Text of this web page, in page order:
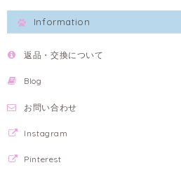
Information
返品・交換について
Blog
お問い合わせ
Instagram
Pinterest